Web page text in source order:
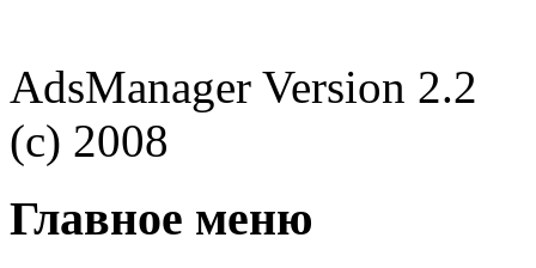
AdsManager Version 2.2
(c) 2008
Главное меню